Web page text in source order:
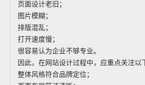
页面设计老旧；
图片模糊；
排版混乱；
打开速度慢；
很容易认为企业不够专业。
因此，在网站设计过程中，应重点关注以
整体风格符合品牌定位；